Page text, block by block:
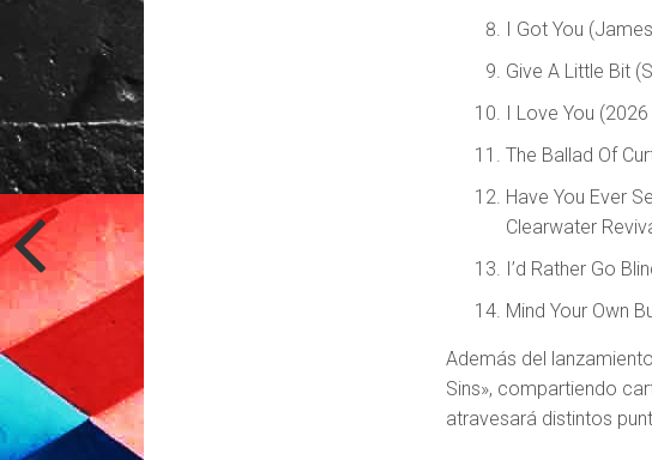
I Got You
Give A Little Bit
I Love You
The Ballad Of
Have You Ever
Clearwater
I’d Rather Go
Mind Your Own
Además del
Sins», compartiendo
atravesará distintos